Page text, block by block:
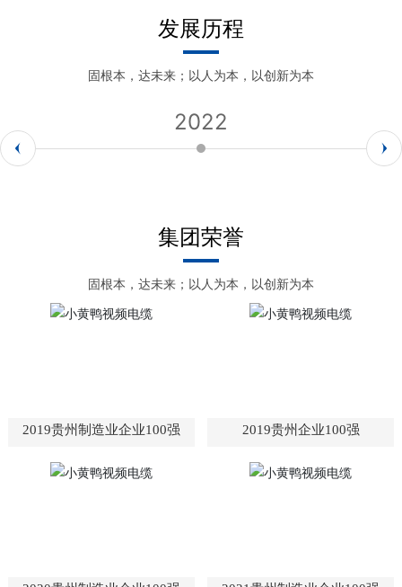
发展历程
固根本，达未来；以人为本，以创新为本
2022
集团荣誉
固根本，达未来；以人为本，以创新为本
2019贵州制造业企业100强 2019贵州企业100强